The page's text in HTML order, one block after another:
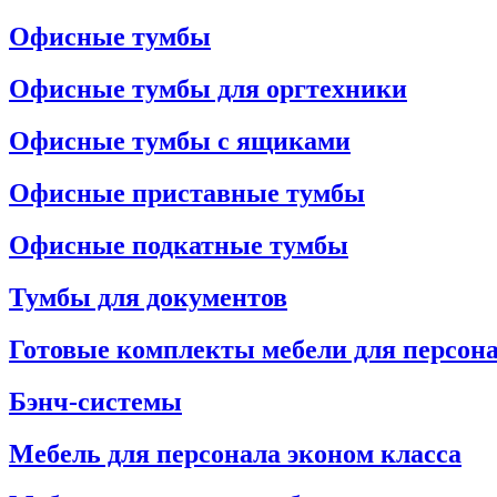
Офисные тумбы
Офисные тумбы для оргтехники
Офисные тумбы с ящиками
Офисные приставные тумбы
Офисные подкатные тумбы
Тумбы для документов
Готовые комплекты мебели для
Бэнч-системы
Мебель для персонала эконом класса